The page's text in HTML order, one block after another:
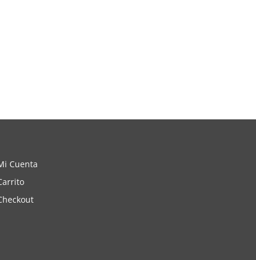
Cuenta